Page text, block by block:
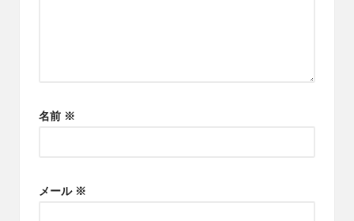
名前 ※
メール ※